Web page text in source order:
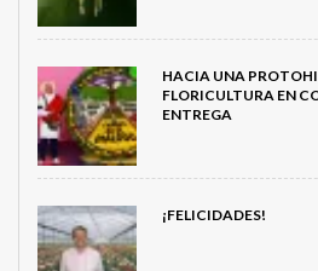
HACIA UNA
FLORICULTURA EN
ENTREGA
¡FELICIDADES!